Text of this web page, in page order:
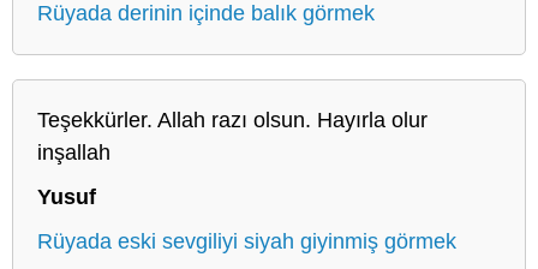
Rüyada derinin içinde balık görmek
Teşekkürler. Allah razı olsun. Hayırla olur
inşallah
Yusuf
Rüyada eski sevgiliyi siyah giyinmiş görmek